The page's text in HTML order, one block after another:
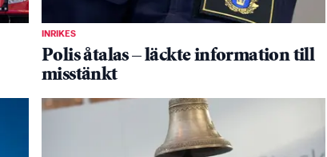
INRIKES
Polis åtalas – läckte information till
misstänkt